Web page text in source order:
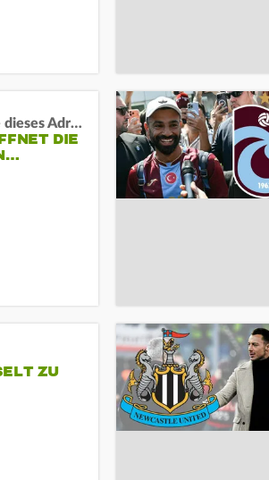
Uwe Rösler: "Brauche dieses Adrenalin"
DIE
ZU